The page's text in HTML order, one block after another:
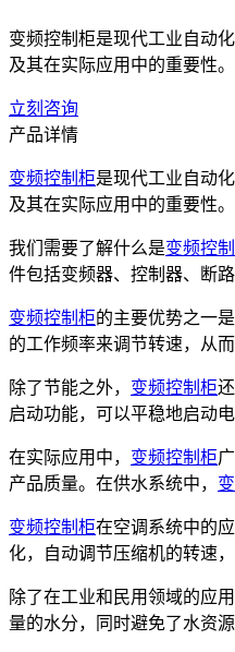
变频控制柜是现代工业自动
及其在实际应用中的重要性
立刻咨询
产品详情
变频控制柜是现代工业自动
及其在实际应用中的重要性。
我们需要了解什么是变频控
件包括变频器、控制器、断
变频控制柜的主要优势之一
的工作频率来调节转速，从
除了节能之外， 变频控制柜
启动功能，可以平稳地启动
在实际应用中， 变频控制柜
产品质量。在供水系统中，
变频控制柜在空调系统中的
化，自动调节压缩机的转速
除了在工业和民用领域的应用
量的水分，同时避免了水资源